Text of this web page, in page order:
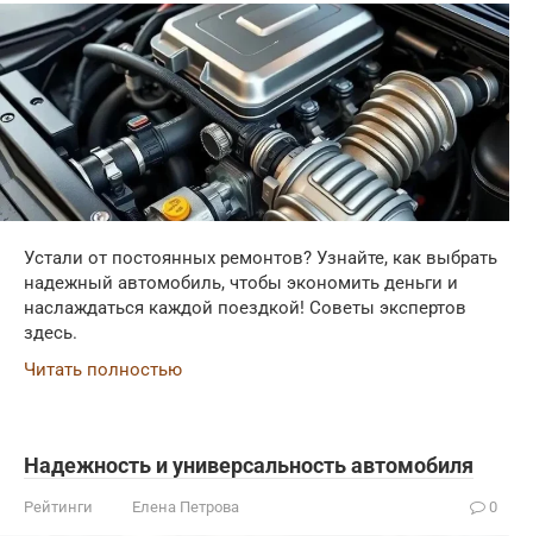
Устали от постоянных ремонтов? Узнайте, как выбрать
надежный автомобиль, чтобы экономить деньги и
наслаждаться каждой поездкой! Советы экспертов
здесь.
Читать полностью
Надежность и универсальность автомобиля
Рейтинги Елена Петрова 0